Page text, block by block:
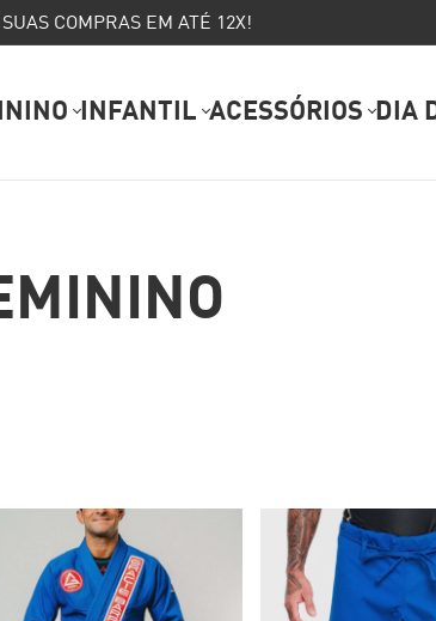
COMPRAS EM ATÉ 12X!
INFANTIL ACESSÓRIOS DIA